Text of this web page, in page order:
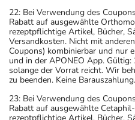
22: Bei Verwendung des
Rabatt auf ausgewählte
rezeptpflichtige Artikel, Bücher,
Versandkosten. Nicht mit
Coupons) kombinierbar und nur
und in der APONEO App.
solange der Vorrat reicht. Wir
zu beenden. Keine Barauszahlung.
23: Bei Verwendung des
Rabatt auf ausgewählte